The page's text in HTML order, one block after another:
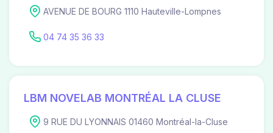
AVENUE DE BOURG 1110 Hauteville-Lompnes
04 74 35 36 33
LBM NOVELAB MONTRÉAL LA CLUSE
9 RUE DU LYONNAIS 01460 Montréal-la-Cluse